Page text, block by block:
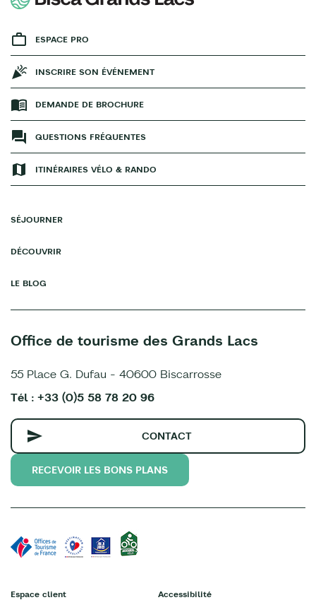
ESPACE PRO
INSCRIRE SON ÉVÉNEMENT
DEMANDE DE BROCHURE
QUESTIONS FRÉQUENTES
ITINÉRAIRES VÉLO & RANDO
SÉJOURNER
DÉCOUVRIR
LE BLOG
Office de tourisme des Grands Lacs
55 Place G. Dufau - 40600 Biscarrosse
Tél : +33 (0)5 58 78 20 96
CONTACT
RECEVOIR LES BONS PLANS
Espace client Accessibilité